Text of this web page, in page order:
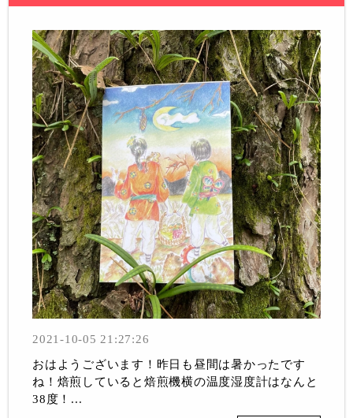
2021-10-05 21:27:26
おはようございます！昨日も昼間は暑かったです
ね！焙煎していると焙煎機横の温度湿度計はなんと
38度！...